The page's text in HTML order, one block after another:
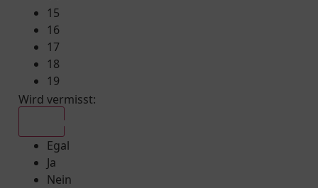
15
16
17
18
19
Wird vermisst:
Egal
Ja
Nein